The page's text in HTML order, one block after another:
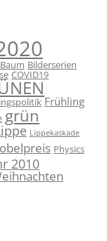
Baum Bilderserien
COVID19
Frühling
grün
Lippekaskade
Physics
2010